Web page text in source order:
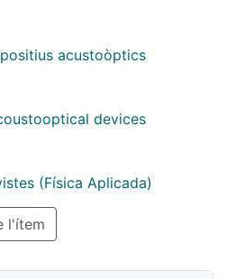
permanent traps by means
encoded radio frequency
as super-fast spatial
technique, it is possible to
allowing independent
Additionally, we discuss
with precise force
and the improvement in
compared to time-sharing
when many objects are
acustoòptics
devices
(Física Aplicada)
l'ítem